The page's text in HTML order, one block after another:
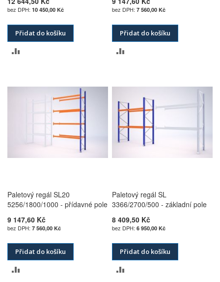
10 450,00 Kč
Přidat do košíku
POROVNÁNÍ
7 560,00 Kč
Přidat do košíku
POROVNÁNÍ
Paletový regál SL20
5256/1800/1000 - přídavné pole
9 147,60 Kč
7 560,00 Kč
Přidat do košíku
Paletový regál SL
3366/2700/500 - základní pole
8 409,50 Kč
6 950,00 Kč
Přidat do košíku